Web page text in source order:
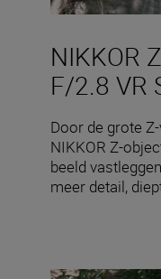
NIKKOR
F/2.8 VR
Door de grote
NIKKOR Z-
beeld
meer detail,